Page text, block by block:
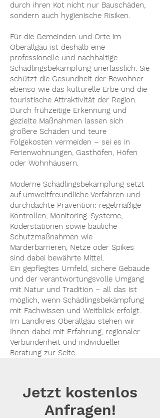
durch ihren Kot nicht nur Bauschäden,
sondern auch hygienische Risiken.
Für die Gemeinden und Orte im
Oberallgäu ist deshalb eine
professionelle und nachhaltige
Schädlingsbekämpfung unerlässlich. Sie
schützt die Gesundheit der Bewohner
ebenso wie das kulturelle Erbe und die
touristische Attraktivität der Region.
Durch frühzeitige Erkennung und
gezielte Maßnahmen lassen sich
größere Schäden und teure
Folgekosten vermeiden – sei es in
Ferienwohnungen, Gasthöfen, Höfen
oder Wohnhäusern.
Moderne Schädlingsbekämpfung setzt
auf umweltfreundliche Verfahren und
durchdachte Prävention: regelmäßige
Kontrollen, Monitoring-Systeme,
Köderstationen sowie bauliche
Schutzmaßnahmen wie
Marderbarrieren, Netze oder Spikes
sind dabei bewährte Mittel.
Ein gepflegtes Umfeld, sichere Gebäude
und der verantwortungsvolle Umgang
mit Natur und Tradition – all das ist
möglich, wenn Schädlingsbekämpfung
mit Fachwissen und Weitblick erfolgt.
Im Landkreis Oberallgäu stehen wir
Ihnen dabei mit Erfahrung, regionaler
Verbundenheit und individueller
Beratung zur Seite.
Jetzt kostenlos
Anfragen!